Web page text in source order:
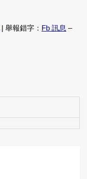
| 舉報錯字： Fb 訊息 –